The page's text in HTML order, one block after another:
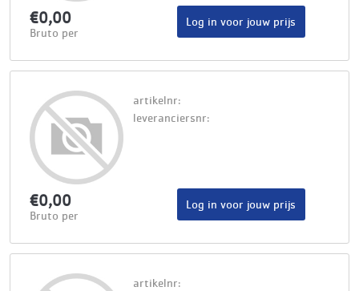
€0,00
Bruto per
Log in voor jouw prijs
artikelnr:
leveranciersnr:
€0,00
Bruto per
Log in voor jouw prijs
artikelnr: